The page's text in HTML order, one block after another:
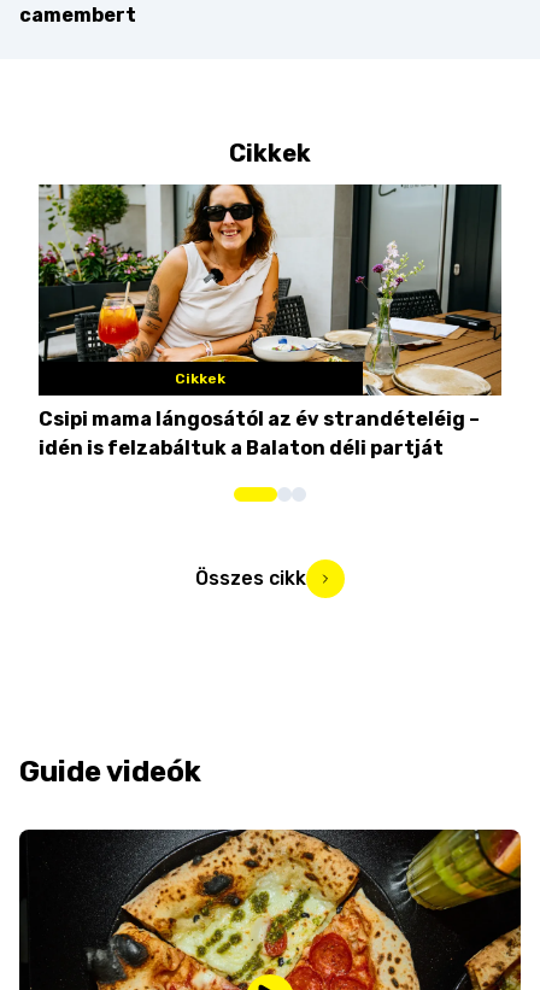
camembert
Cikkek
Cikkek
Csipi mama lángosától az év strandételéig –
idén is felzabáltuk a Balaton déli partját
Összes cikk
Guide videók